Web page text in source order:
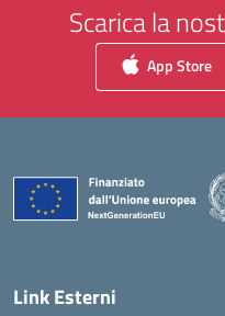
Scarica la
App Store
Link Esterni